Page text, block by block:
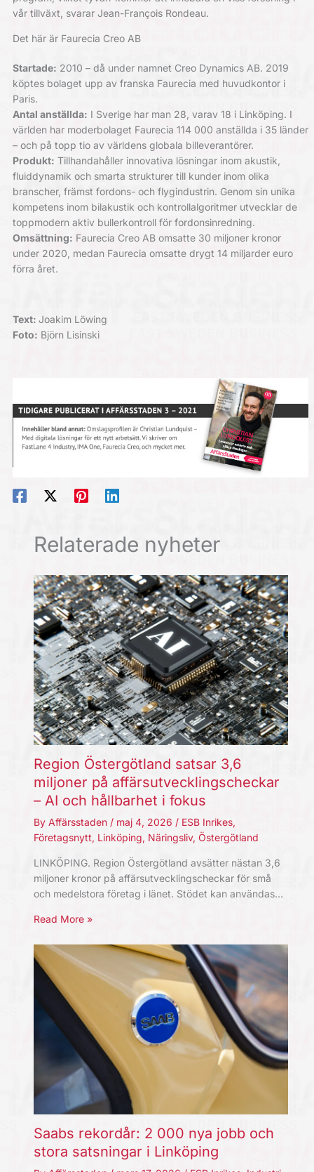
vår tillväxt, svarar Jean-François Rondeau.
Det här är Faurecia Creo AB
Startade: 2010 – då under namnet Creo Dynamics AB. 2019
köptes bolaget upp av franska Faurecia med huvudkontor i
Paris.
Antal anställda: I Sverige har man 28, varav 18 i Linköping. I
världen har moderbolaget Faurecia 114 000 anställda i 35 länder
– och på topp tio av världens globala billeverantörer.
Produkt: Tillhandahåller innovativa lösningar inom akustik,
fluiddynamik och smarta strukturer till kunder inom olika
branscher, främst fordons- och flygindustrin. Genom sin unika
kompetens inom bilakustik och kontrollalgoritmer utvecklar de
toppmodern aktiv bullerkontroll för fordonsinredning.
Omsättning: Faurecia Creo AB omsatte 30 miljoner kronor
under 2020, medan Faurecia omsatte drygt 14 miljarder euro
förra året.
Text: Joakim Löwing
Foto: Björn Lisinski
Relaterade nyheter
Region Östergötland satsar 3,6
miljoner på affärsutvecklingscheckar
– AI och hållbarhet i fokus
By Affärsstaden / maj 4, 2026 / ESB Inrikes,
Företagsnytt, Linköping, Näringsliv, Östergötland
LINKÖPING. Region Östergötland avsätter nästan 3,6
miljoner kronor på affärsutvecklingscheckar för små
och medelstora företag i länet. Stödet kan användas…
Read More »
Saabs rekordår: 2 000 nya jobb och
stora satsningar i Linköping